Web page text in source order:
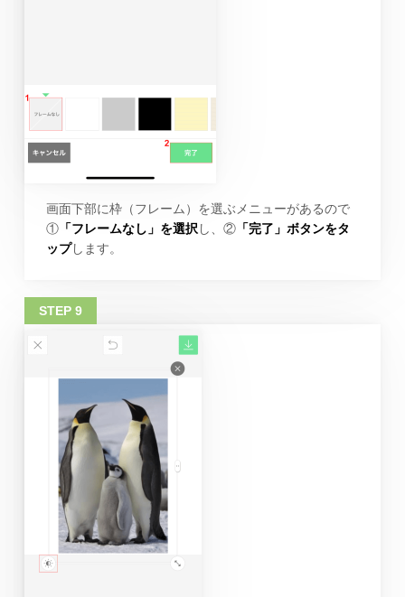
画面下部に枠（フレーム）を選ぶメニューがあるので
①「フレームなし」を選択 し、②「完了」ボタンをタ
ップします。